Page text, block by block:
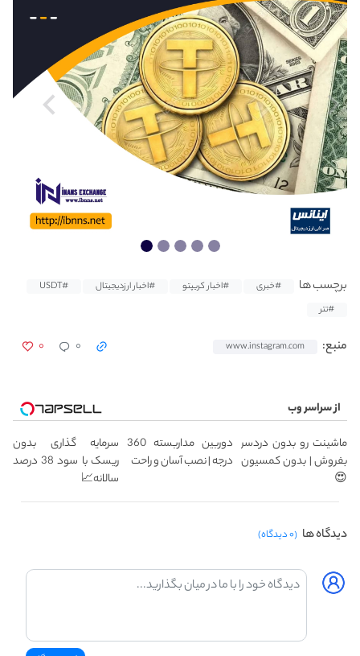
برچسب ها #خبری #اخبار کریپتو #اخبار ارزدیجیتال
#USDT
#تتر
منبع: www.instagram.com ۰ ۰
از سراسر وب
ماشینت رو بدون دردسر
بفروش | بدون کمسیون
😍
دوربین مداربسته 360
درجه | نصب آسان و راحت
سرمایه گذاری بدون
ریسک با سود 38 درصد
سالانه📈
دیدگاه ها (۰ دیدگاه)